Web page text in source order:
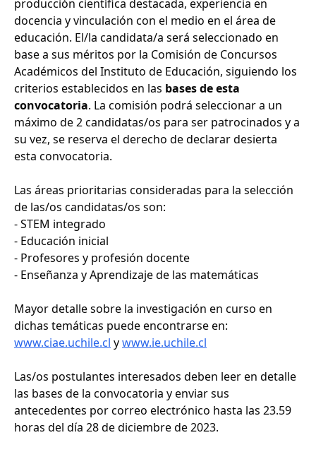
producción científica destacada, experiencia en
docencia y vinculación con el medio en el área de
educación. El/la candidata/a será seleccionado en
base a sus méritos por la Comisión de Concursos
Académicos del Instituto de Educación, siguiendo los
criterios establecidos en las bases de esta
convocatoria. La comisión podrá seleccionar a un
máximo de 2 candidatas/os para ser patrocinados y a
su vez, se reserva el derecho de declarar desierta
esta convocatoria.
Las áreas prioritarias consideradas para la selección
de las/os candidatas/os son:
- STEM integrado
- Educación inicial
- Profesores y profesión docente
- Enseñanza y Aprendizaje de las matemáticas
Mayor detalle sobre la investigación en curso en
dichas temáticas puede encontrarse en:
www.ciae.uchile.cl ywww.ie.uchile.cl
Las/os postulantes interesados deben leer en detalle
las bases de la convocatoria y enviar sus
antecedentes por correo electrónico hasta las 23.59
horas del día 28 de diciembre de 2023.